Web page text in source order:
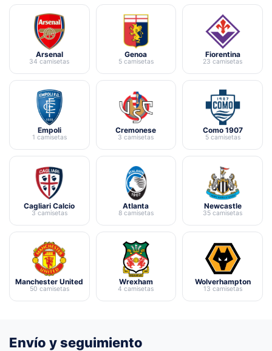
Arsenal
34 camisetas
Genoa
5 camisetas
Fiorentina
23 camisetas
Empoli
1 camisetas
Cremonese
3 camisetas
Como 1907
5 camisetas
Cagliari Calcio
3 camisetas
Atlanta
8 camisetas
Newcastle
35 camisetas
Manchester United
50 camisetas
Wrexham
4 camisetas
Wolverhampton
13 camisetas
Envío y seguimiento